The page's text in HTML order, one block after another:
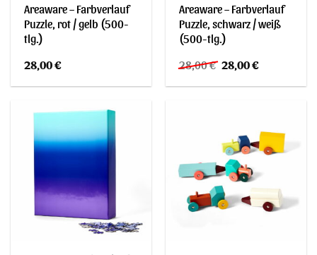
Areaware – Farbverlauf
Puzzle, rot / gelb (500-
tlg.)
28,00€
Areaware – Farbverlauf
Puzzle, schwarz / weiß
(500-tlg.)
28,00€ Ursprünglicher
Preis
war:
28,00€Aktueller
ist: